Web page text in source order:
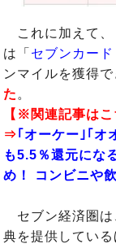
これに加えて、
は「 セブンカード
ンマイルを獲得で
た 。
【※関連記事はこ
⇒｢オーケー｣｢オ
も5.5％還元にな
め！ コンビニや
セブン経済圏は
典を提供してい